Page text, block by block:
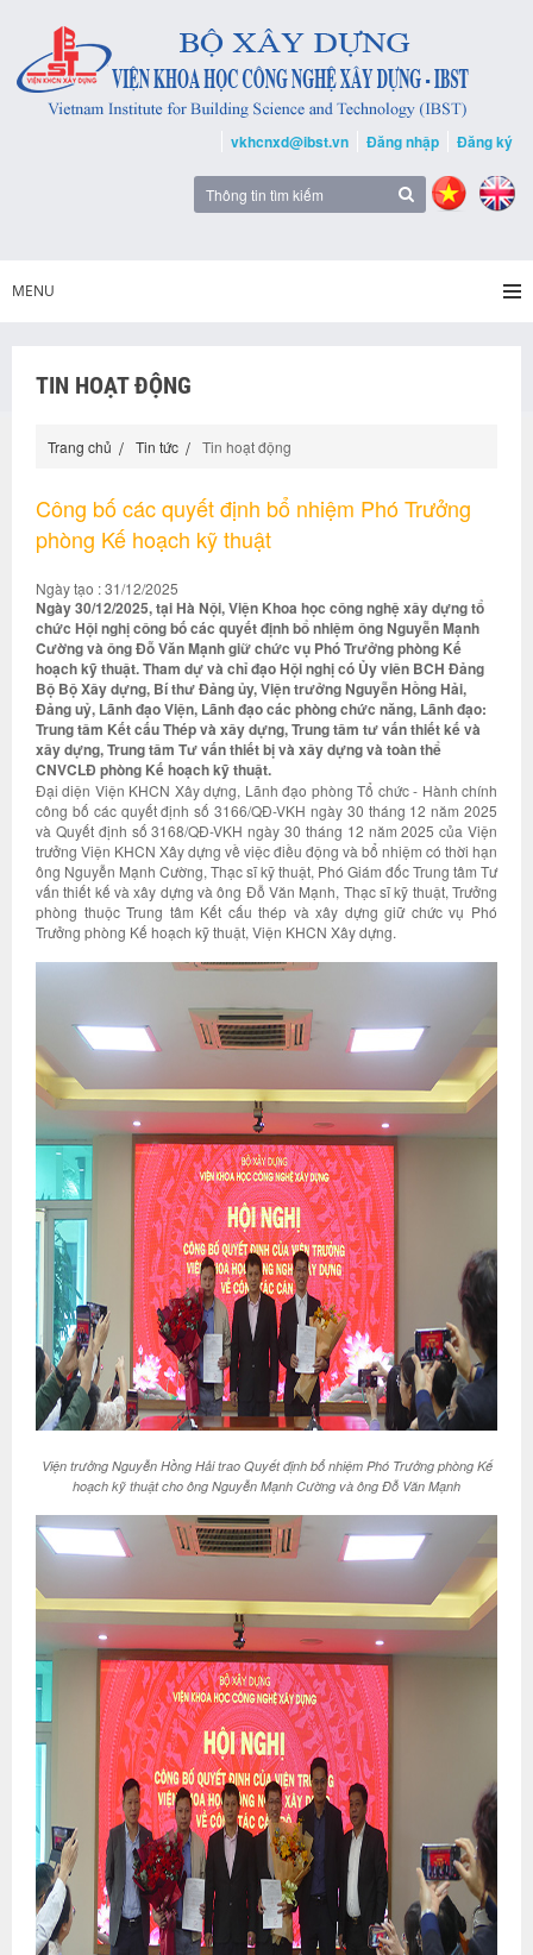
vkhcnxd@ibst.vn Đăng nhập Đăng ký
MENU
TIN HOẠT ĐỘNG
Trang chủ Tin tức Tin hoạt động
Công bố các quyết định bổ nhiệm Phó Trưởng
phòng Kế hoạch kỹ thuật
Ngày tạo : 31/12/2025
Ngày 30/12/2025, tại Hà Nội, Viện Khoa học công nghệ xây dựng tổ
chức Hội nghị công bố các quyết định bổ nhiệm ông Nguyễn Mạnh
Cường và ông Đỗ Văn Mạnh giữ chức vụ Phó Trưởng phòng Kế
hoạch kỹ thuật. Tham dự và chỉ đạo Hội nghị có Ủy viên BCH Đảng
Bộ Bộ Xây dựng, Bí thư Đảng ủy, Viện trưởng Nguyễn Hồng Hải,
Đảng uỷ, Lãnh đạo Viện, Lãnh đạo các phòng chức năng, Lãnh đạo:
Trung tâm Kết cấu Thép và xây dựng, Trung tâm tư vấn thiết kế và
xây dựng, Trung tâm Tư vấn thiết bị và xây dựng và toàn thể
CNVCLĐ phòng Kế hoạch kỹ thuật.
Đại diện Viện KHCN Xây dựng, Lãnh đạo phòng Tổ chức - Hành chính
công bố các quyết định số 3166/QĐ-VKH ngày 30 tháng 12 năm 2025
và Quyết định số 3168/QĐ-VKH ngày 30 tháng 12 năm 2025 của Viện
trưởng Viện KHCN Xây dựng về việc điều động và bổ nhiệm có thời hạn
ông Nguyễn Mạnh Cường, Thạc sĩ kỹ thuật, Phó Giám đốc Trung tâm Tư
vấn thiết kế và xây dựng và ông Đỗ Văn Mạnh, Thạc sĩ kỹ thuật, Trưởng
phòng thuộc Trung tâm Kết cấu thép và xây dựng giữ chức vụ Phó
Trưởng phòng Kế hoạch kỹ thuật, Viện KHCN Xây dựng.
Viện trưởng Nguyễn Hồng Hải trao Quyết định bổ nhiệm Phó Trưởng phòng Kế
hoạch kỹ thuật cho ông Nguyễn Mạnh Cường và ông Đỗ Văn Mạnh